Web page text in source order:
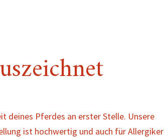
deines Pferdes an erster Stelle. Unsere
ist hochwertig und auch für Allergiker